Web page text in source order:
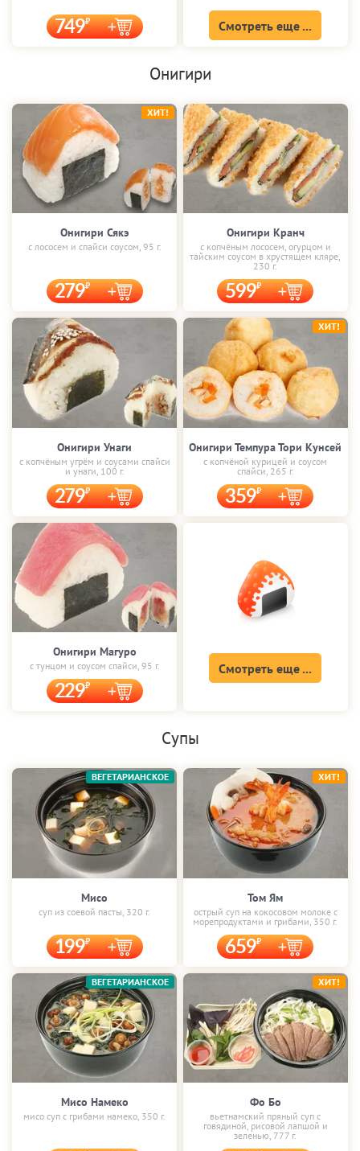
749 Смотреть еще ...
Онигири
Онигири Сякэ
с лососем и спайси соусом, 95 г.
279
ХИТ!
Онигири Кранч
с копчёным лососем, огурцом и
тайским соусом в хрустящем кляре,
230 г.
599
Онигири Унаги
с копчёным угрём и соусами спайси
и унаги, 100 г.
279
Онигири Темпура Тори Кунсей
с копчёной курицей и соусом
спайси, 265 г.
359
ХИТ!
Онигири Магуро
с тунцом и соусом спайси, 95 г.
229
Смотреть еще ...
Супы
Мисо
суп из соевой пасты, 320 г.
199
ВЕГЕТАРИАНСКОЕ
Том Ям
острый суп на кокосовом молоке с
морепродуктами и грибами, 350 г.
659
ХИТ!
Мисо Намеко
мисо суп с грибами намеко, 350 г.
ВЕГЕТАРИАНСКОЕ
Фо Бо
вьетнамский пряный суп с
говядиной, рисовой лапшой и
зеленью, 777 г.
ХИТ!